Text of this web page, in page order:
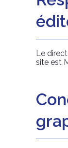
Le
site est